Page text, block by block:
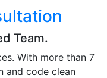
Team.
With more than 7
and code clean